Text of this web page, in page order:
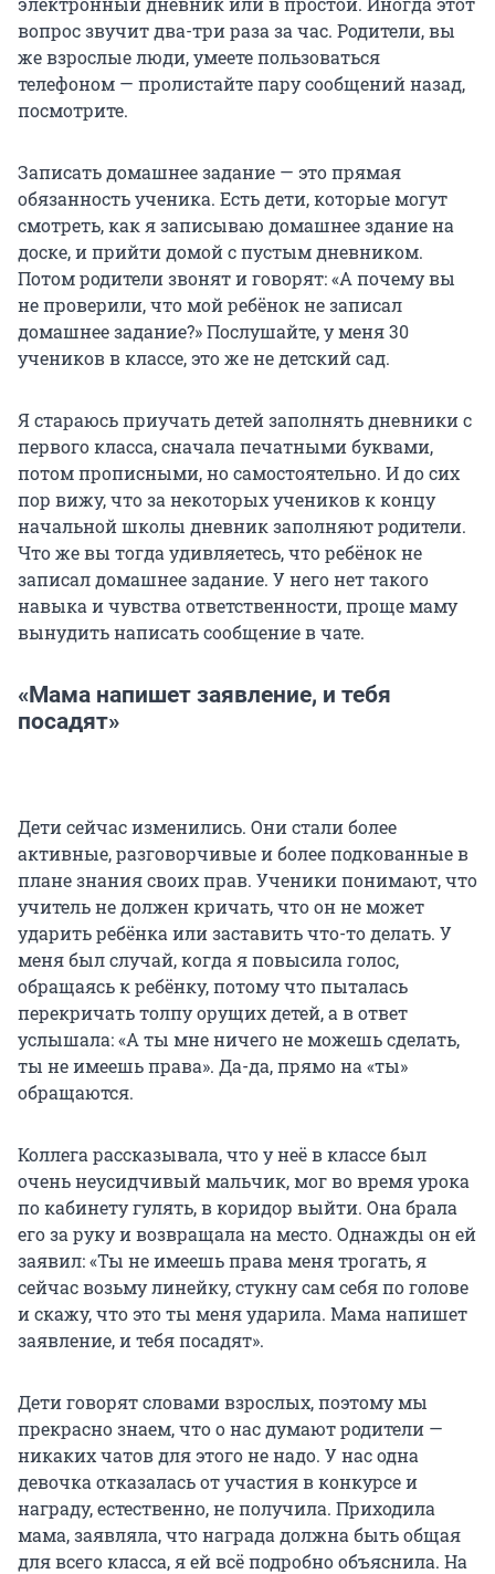
вопрос звучит два-три раза за час. Родители, вы
же взрослые люди, умеете пользоваться
телефоном — пролистайте пару сообщений назад,
посмотрите.
Записать домашнее задание — это прямая
обязанность ученика. Есть дети, которые могут
смотреть, как я записываю домашнее здание на
доске, и прийти домой с пустым дневником.
Потом родители звонят и говорят: «А почему вы
не проверили, что мой ребёнок не записал
домашнее задание?» Послушайте, у меня 30
учеников в классе, это же не детский сад.
Я стараюсь приучать детей заполнять дневники с
первого класса, сначала печатными буквами,
потом прописными, но самостоятельно. И до сих
пор вижу, что за некоторых учеников к концу
начальной школы дневник заполняют родители.
Что же вы тогда удивляетесь, что ребёнок не
записал домашнее задание. У него нет такого
навыка и чувства ответственности, проще маму
вынудить написать сообщение в чате.
«Мама напишет заявление, и тебя
посадят»
Дети сейчас изменились. Они стали более
активные, разговорчивые и более подкованные в
плане знания своих прав. Ученики понимают, что
учитель не должен кричать, что он не может
ударить ребёнка или заставить что-то делать. У
меня был случай, когда я повысила голос,
обращаясь к ребёнку, потому что пыталась
перекричать толпу орущих детей, а в ответ
услышала: «А ты мне ничего не можешь сделать,
ты не имеешь права». Да-да, прямо на «ты»
обращаются.
Коллега рассказывала, что у неё в классе был
очень неусидчивый мальчик, мог во время урока
по кабинету гулять, в коридор выйти. Она брала
его за руку и возвращала на место. Однажды он ей
заявил: «Ты не имеешь права меня трогать, я
сейчас возьму линейку, стукну сам себя по голове
и скажу, что это ты меня ударила. Мама напишет
заявление, и тебя посадят».
Дети говорят словами взрослых, поэтому мы
прекрасно знаем, что о нас думают родители —
никаких чатов для этого не надо. У нас одна
девочка отказалась от участия в конкурсе и
награду, естественно, не получила. Приходила
мама, заявляла, что награда должна быть общая
для всего класса, я ей всё подробно объяснила. На